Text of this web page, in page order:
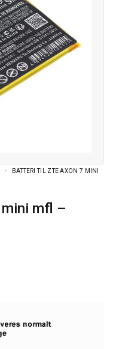
BATTERI TIL ZTE AXON 7 MINI